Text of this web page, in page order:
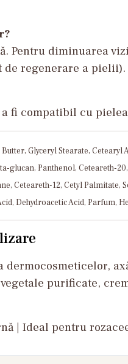
Pentru diminuarea
regenerare a pielii).
fi compatibil cu
Glyceryl Stearate,
glucan, Panthenol,
Ceteareth-12, Cetyl
Dehydroacetic Acid,
dermocosmeticelor,
purificate,
| Ideal pentru